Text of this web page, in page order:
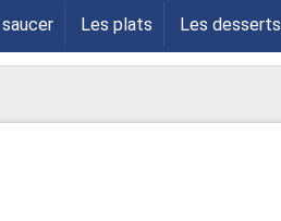
Les plats Les desserts